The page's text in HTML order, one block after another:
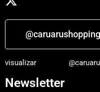
visualizar
Newsletter